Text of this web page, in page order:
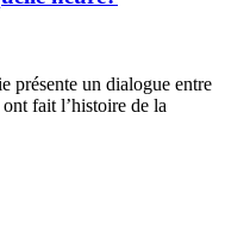
présente un dialogue entre
fait l’histoire de la